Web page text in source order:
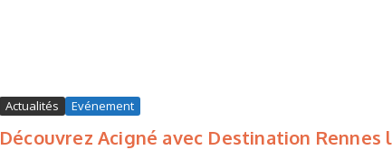
Actualités Evénement
Découvrez Acigné avec Destination Rennes